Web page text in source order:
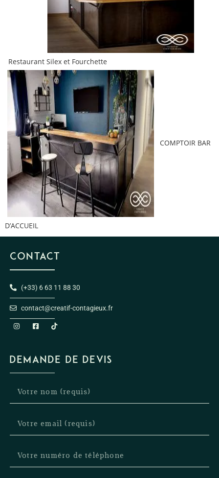
Restaurant Silex et Fourchette
COMPTOIR BAR
D’ACCUEIL
CONTACT
(+33) 6 63 11 88 30
contact@creatif-contagieux.fr
DEMANDE DE DEVIS